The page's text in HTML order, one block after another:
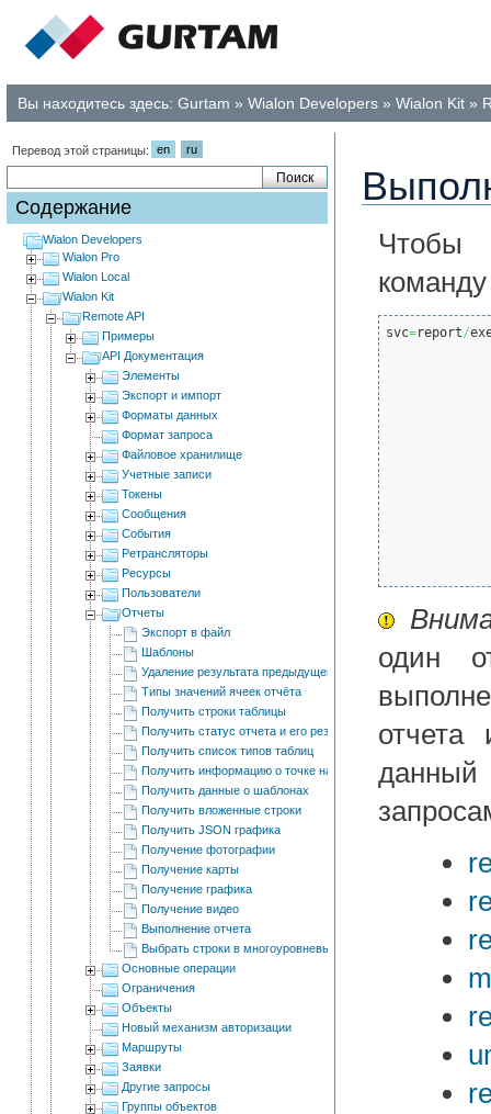
Вы находитесь здесь: Gurtam » Wialon Developers » Wialon Kit »
Перевод этой страницы: en ru
Содержание
Wialon Developers
Wialon Pro
Wialon Local
Wialon Kit
Remote API
Примеры
API Документация
Элементы
Экспорт и импорт
Форматы данных
Формат запроса
Файловое хранилище
Учетные записи
Токены
Сообщения
События
Ретрансляторы
Ресурсы
Пользователи
Отчеты
Экспорт в файл
Шаблоны
Удаление результата предыдущего отчета
Типы значений ячеек отчёта
Получить строки таблицы
Получить статус отчета и его результат
Получить список типов таблиц
Получить информацию о точке на графике
Получить данные о шаблонах
Получить вложенные строки
Получить JSON графика
Получение фотографии
Получение карты
Получение графика
Получение видео
Выполнение отчета
Выбрать строки в многоуровневых отчетах
Основные операции
Ограничения
Объекты
Новый механизм авторизации
Маршруты
Заявки
Другие запросы
Группы объектов
Чтобы
svc=report/
один
отчета
данный